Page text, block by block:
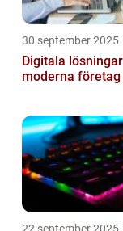
30 september 2025
Digitala
moderna företag